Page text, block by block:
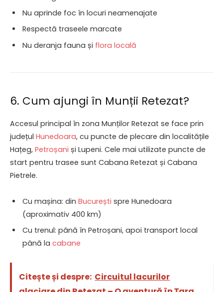
Nu aprinde foc în locuri neamenajate
Respectă traseele marcate
Nu deranja fauna și flora locală
6. Cum ajungi în Munții Retezat?
Accesul principal în zona Munților Retezat se face prin
județul Hunedoara, cu puncte de plecare din localitățile
Hațeg, Petroșani și Lupeni. Cele mai utilizate puncte de
start pentru trasee sunt Cabana Retezat și Cabana
Pietrele.
Cu mașina: din București spre Hunedoara
(aproximativ 400 km)
Cu trenul: până în Petroșani, apoi transport local
până la cabane
Citește și despre: Circuitul lacurilor